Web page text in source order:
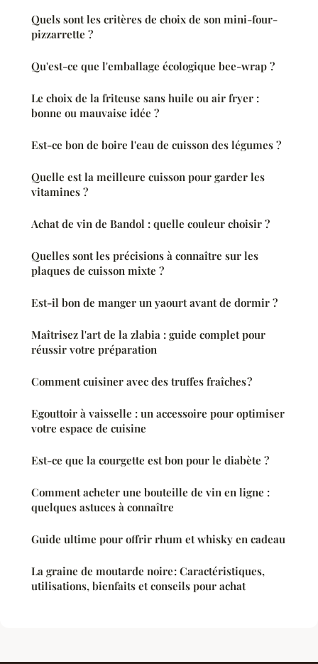
Quels sont les critères de choix de son mini-four-
pizzarrette ?
Qu'est-ce que l'emballage écologique bee-wrap ?
Le choix de la friteuse sans huile ou air fryer :
bonne ou mauvaise idée ?
Est-ce bon de boire l'eau de cuisson des légumes ?
Quelle est la meilleure cuisson pour garder les
vitamines ?
Achat de vin de Bandol : quelle couleur choisir ?
Quelles sont les précisions à connaître sur les
plaques de cuisson mixte ?
Est-il bon de manger un yaourt avant de dormir ?
Maîtrisez l'art de la zlabia : guide complet pour
réussir votre préparation
Comment cuisiner avec des truffes fraîches ?
Egouttoir à vaisselle : un accessoire pour optimiser
votre espace de cuisine
Est-ce que la courgette est bon pour le diabète ?
Comment acheter une bouteille de vin en ligne :
quelques astuces à connaître
Guide ultime pour offrir rhum et whisky en cadeau
La graine de moutarde noire : Caractéristiques,
utilisations, bienfaits et conseils pour achat